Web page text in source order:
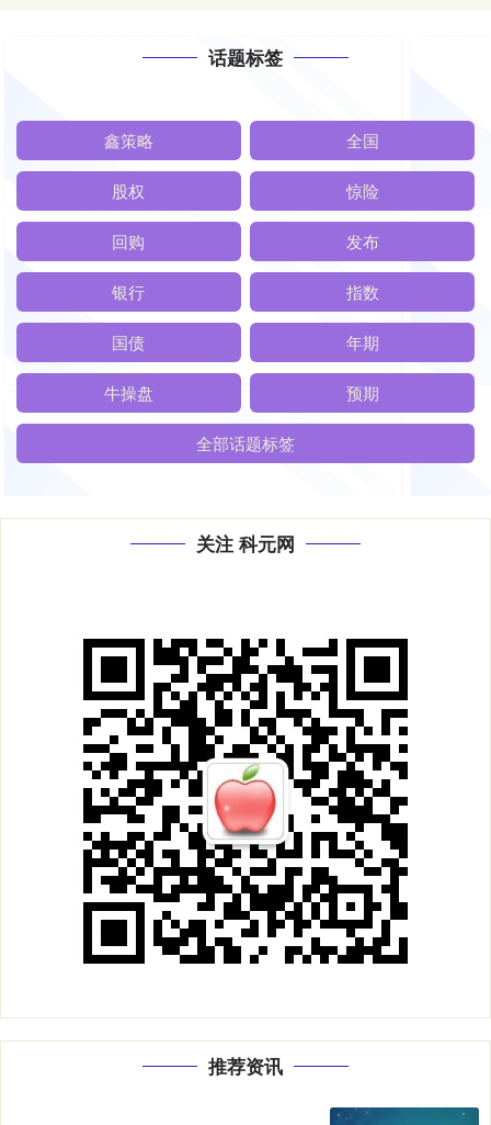
话题标签
鑫策略 全国
股权 惊险
回购 发布
银行 指数
国债 年期
牛操盘 预期
全部话题标签
关注 科元网
推荐资讯